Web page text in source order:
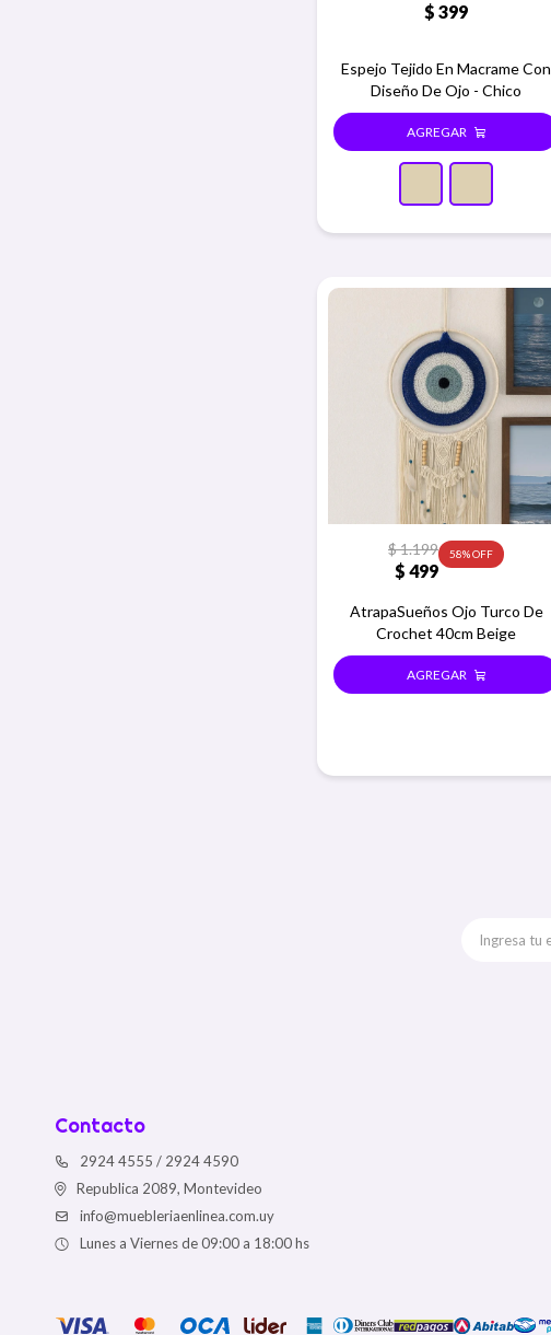
$ 399
Espejo Tejido En Macrame Con
Diseño De Ojo - Chico
$ 499
$1.199 58
AtrapaSueños Ojo Turco De
Crochet 40cm Beige
Contacto
2924 4555 / 2924 4590
Republica 2089, Montevideo
info@muebleriaenlinea.com.uy
Lunes a Viernes de 09:00 a 18:00 hs